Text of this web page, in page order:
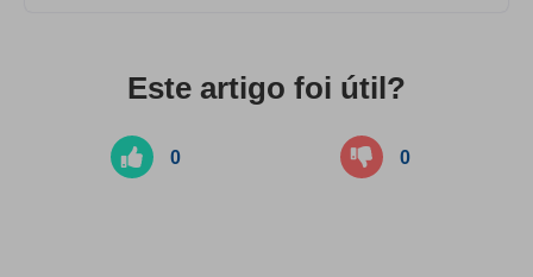
Este artigo foi útil?
0 0